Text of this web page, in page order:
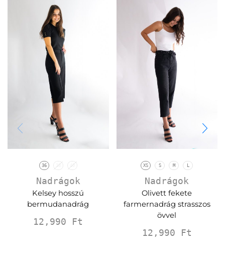
36 38 40
Nadrágok
Kelsey hosszú
bermudanadrág
12,990 Ft
XS S M L
Nadrágok
Olivett fekete
farmernadrág strasszos
övvel
12,990 Ft